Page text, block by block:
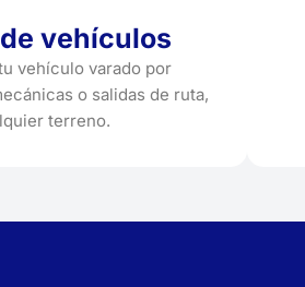
vehículos
vehículo varado por
o salidas de ruta,
terreno.